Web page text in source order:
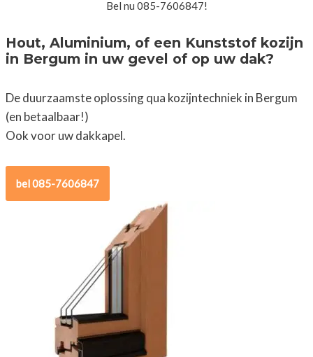
Bel nu 085-7606847!
Hout, Aluminium, of een Kunststof kozijn
in Bergum in uw gevel of op uw dak?
De duurzaamste oplossing qua kozijntechniek in Bergum
(en betaalbaar!)
Ook voor uw dakkapel.
bel 085-7606847